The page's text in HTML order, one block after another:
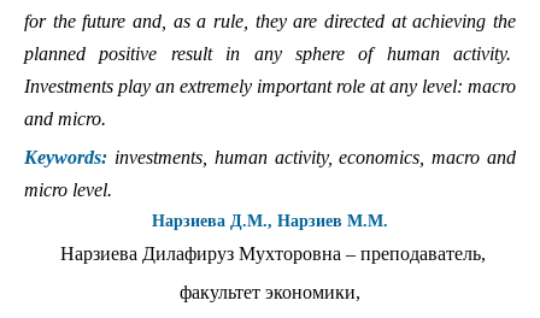
for the future and, as a rule, they are directed at achieving the
planned positive result in any sphere of human activity.
Investments play an extremely important role at any level: macro
and micro.
Keywords: investments, human activity, economics, macro and
micro level.
Нарзиева Д.М., Нарзиев М.М.
Нарзиева Дилафируз Мухторовна – преподаватель,
факультет экономики,